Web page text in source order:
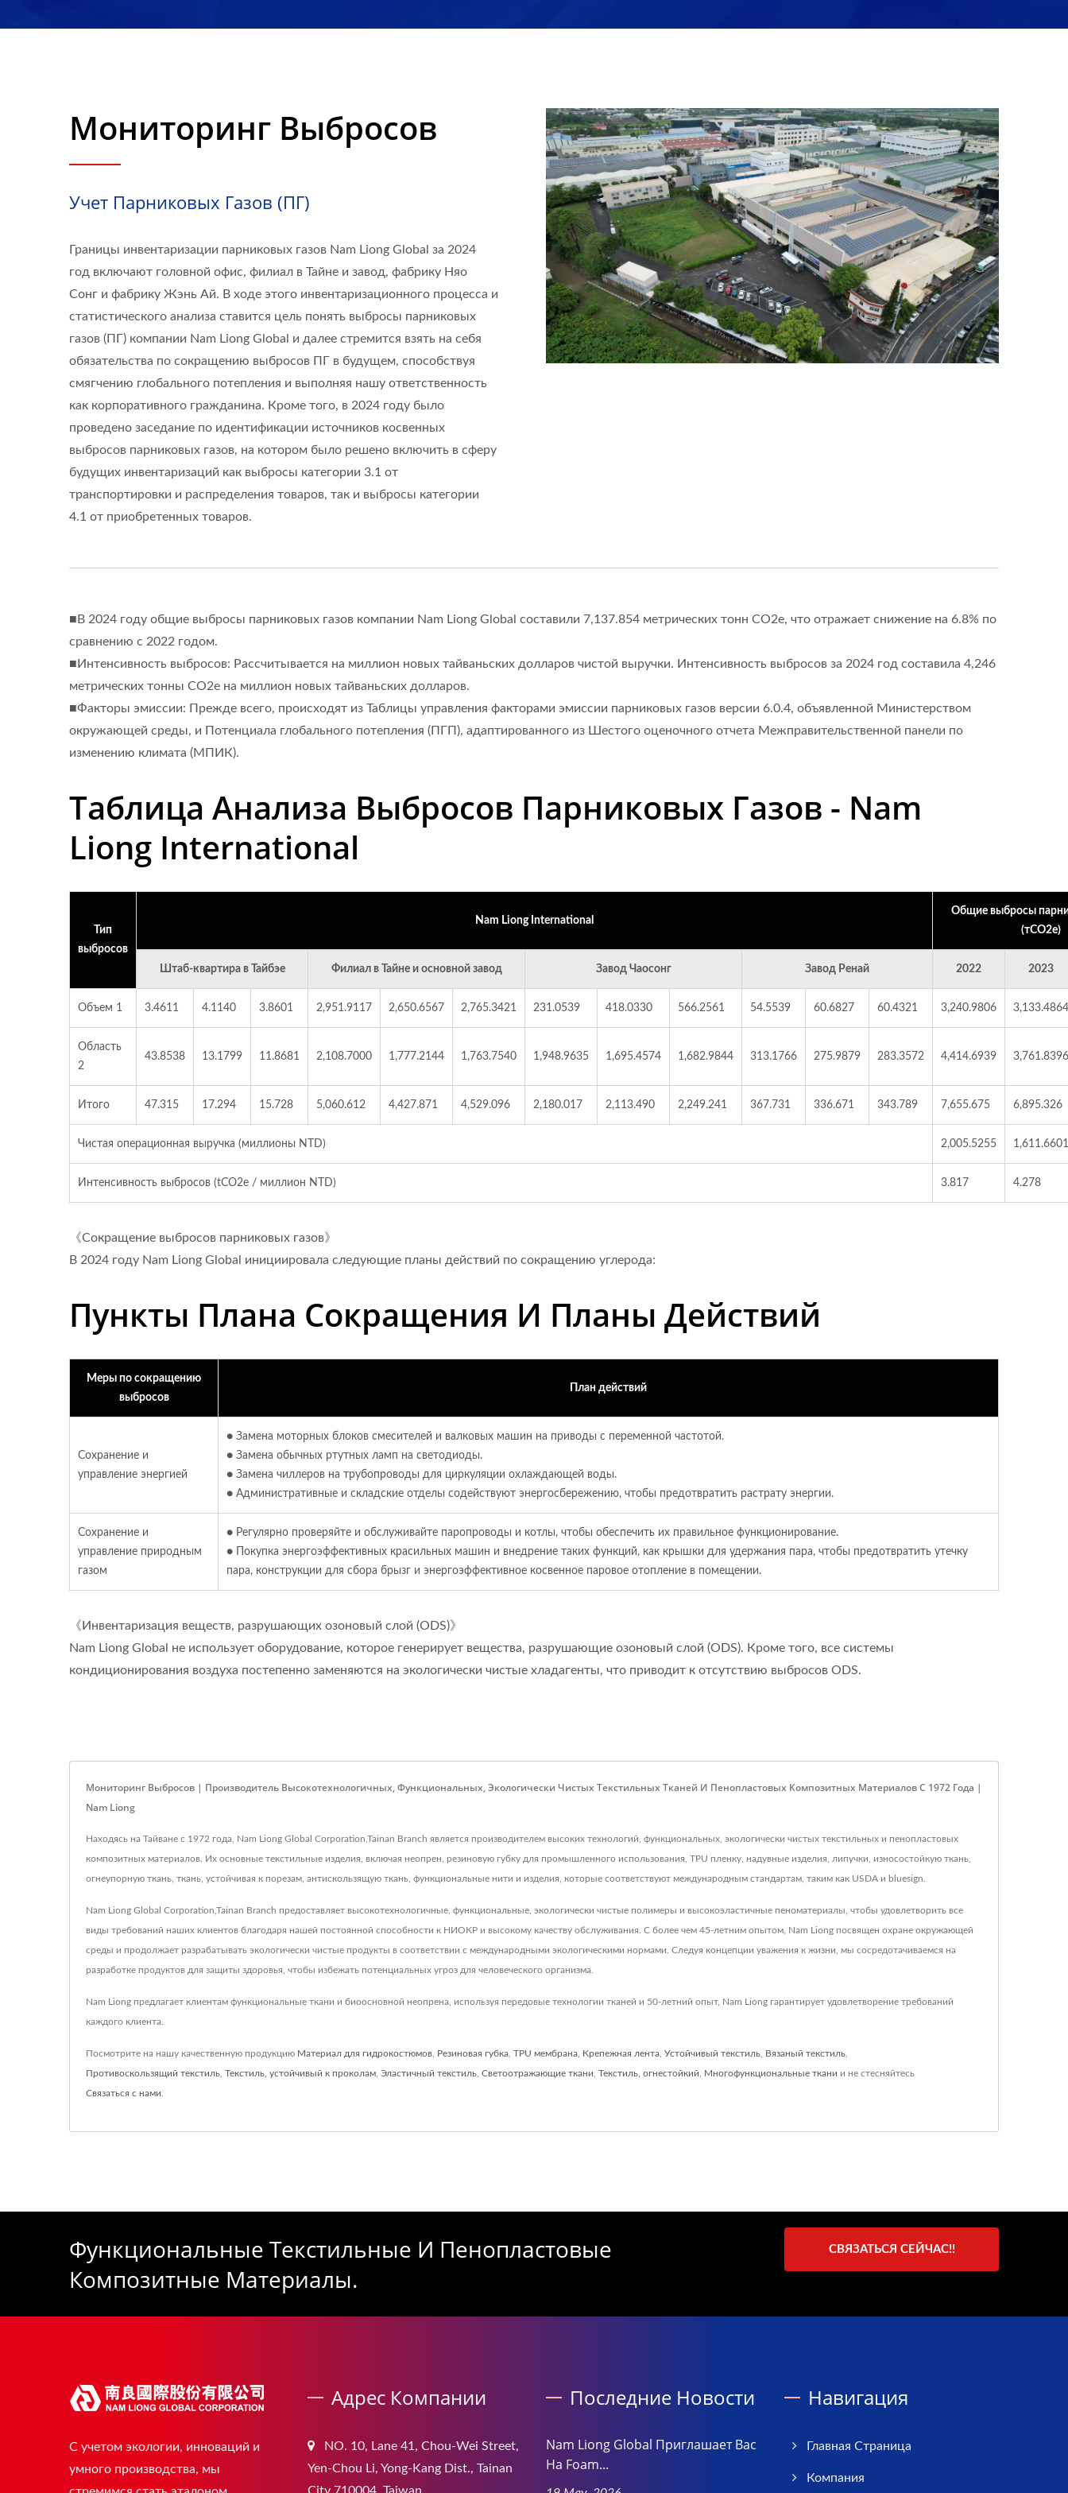
Мониторинг Выбросов
Учет Парниковых Газов (ПГ)
Границы инвентаризации парниковых газов Nam Liong Global за 2024
год включают головной офис, филиал в Тайне и завод, фабрику Няо
Сонг и фабрику Жэнь Ай. В ходе этого инвентаризационного процесса и
статистического анализа ставится цель понять выбросы парниковых
газов (ПГ) компании Nam Liong Global и далее стремится взять на себя
обязательства по сокращению выбросов ПГ в будущем, способствуя
смягчению глобального потепления и выполняя нашу ответственность
как корпоративного гражданина. Кроме того, в 2024 году было
проведено заседание по идентификации источников косвенных
выбросов парниковых газов, на котором было решено включить в сферу
будущих инвентаризаций как выбросы категории 3.1 от
транспортировки и распределения товаров, так и выбросы категории
4.1 от приобретенных товаров.
■В 2024 году общие выбросы парниковых газов компании Nam Liong Global составили 7,137.854 метрических тонн CO2e, что отражает снижение на 6.8% по
сравнению с 2022 годом.
■Интенсивность выбросов: Рассчитывается на миллион новых тайваньских долларов чистой выручки. Интенсивность выбросов за 2024 год составила 4,246
метрических тонны CO2e на миллион новых тайваньских долларов.
■Факторы эмиссии: Прежде всего, происходят из Таблицы управления факторами эмиссии парниковых газов версии 6.0.4, объявленной Министерством
окружающей среды, и Потенциала глобального потепления (ПГП), адаптированного из Шестого оценочного отчета Межправительственной панели по
изменению климата (МПИК).
Таблица Анализа Выбросов Парниковых Газов - Nam
Liong International
Тип
выбросов
Nam Liong International
Общие выбросы
(тCO2e)
Штаб-квартира в Тайбэе Филиал в Тайне и основной завод Завод Чаосонг Завод Ренай 2022 2023
Объем 1 3.4611 4.1140 3.8601 2,951.9117 2,650.6567 2,765.3421 231.0539 418.0330 566.2561 54.5539 60.6827 60.4321 3,240.9806 3,133.4864
Область
2
43.8538 13.1799 11.8681 2,108.7000 1,777.2144 1,763.7540 1,948.9635 1,695.4574 1,682.9844 313.1766 275.9879 283.3572 4,414.6939 3,761.8396
Итого 47.315 17.294 15.728 5,060.612 4,427.871 4,529.096 2,180.017 2,113.490 2,249.241 367.731 336.671 343.789 7,655.675 6,895.326
Чистая операционная выручка (миллионы NTD) 2,005.5255 1,611.6601
Интенсивность выбросов (tCO2e / миллион NTD) 3.817 4.278
《Сокращение выбросов парниковых газов》
В 2024 году Nam Liong Global инициировала следующие планы действий по сокращению углерода:
Пункты Плана Сокращения И Планы Действий
Меры по сокращению
выбросов
План действий
Сохранение и
управление энергией
● Замена моторных блоков смесителей и валковых машин на приводы с переменной частотой.
● Замена обычных ртутных ламп на светодиоды.
● Замена чиллеров на трубопроводы для циркуляции охлаждающей воды.
● Административные и складские отделы содействуют энергосбережению, чтобы предотвратить растрату энергии.
Сохранение и
управление природным
газом
● Регулярно проверяйте и обслуживайте паропроводы и котлы, чтобы обеспечить их правильное функционирование.
● Покупка энергоэффективных красильных машин и внедрение таких функций, как крышки для удержания пара, чтобы предотвратить утечку
пара, конструкции для сбора брызг и энергоэффективное косвенное паровое отопление в помещении.
《Инвентаризация веществ, разрушающих озоновый слой (ODS)》
Nam Liong Global не использует оборудование, которое генерирует вещества, разрушающие озоновый слой (ODS). Кроме того, все системы
кондиционирования воздуха постепенно заменяются на экологически чистые хладагенты, что приводит к отсутствию выбросов ODS.
Мониторинг Выбросов | Производитель Высокотехнологичных, Функциональных, Экологически Чистых Текстильных Тканей И Пенопластовых Композитных Материалов С 1972 Года |
Nam Liong
Находясь на Тайване с 1972 года, Nam Liong Global Corporation,Tainan Branch является производителем высоких технологий, функциональных, экологически чистых текстильных и пенопластовых
композитных материалов. Их основные текстильные изделия, включая неопрен, резиновую губку для промышленного использования, TPU пленку, надувные изделия, липучки, износостойкую ткань,
огнеупорную ткань, ткань, устойчивая к порезам, антискользящую ткань, функциональные нити и изделия, которые соответствуют международным стандартам, таким как USDA и bluesign.
Nam Liong Global Corporation,Tainan Branch предоставляет высокотехнологичные, функциональные, экологически чистые полимеры и высокоэластичные пеноматериалы, чтобы удовлетворить все
виды требований наших клиентов благодаря нашей постоянной способности к НИОКР и высокому качеству обслуживания. С более чем 45-летним опытом, Nam Liong посвящен охране окружающей
среды и продолжает разрабатывать экологически чистые продукты в соответствии с международными экологическими нормами. Следуя концепции уважения к жизни, мы сосредотачиваемся на
разработке продуктов для защиты здоровья, чтобы избежать потенциальных угроз для человеческого организма.
Nam Liong предлагает клиентам функциональные ткани и биоосновной неопрена, используя передовые технологии тканей и 50-летний опыт, Nam Liong гарантирует удовлетворение требований
каждого клиента.
Посмотрите на нашу качественную продукцию Материал для гидрокостюмов Резиновая губка TPU мембрана Крепежная лента Устойчивый текстиль Вязаный текстиль
Противоскользящий текстиль Текстиль, устойчивый к проколам Эластичный текстиль Светоотражающие ткани Текстиль, огнестойкий Многофункциональные ткани и не стесняйтесь
Связаться с нами
Функциональные Текстильные И Пенопластовые
Композитные Материалы.
СВЯЗАТЬСЯ СЕЙЧАС!!
С учетом экологии, инноваций и
умного производства, мы
Адрес Компании
NO. 10, Lane 41, Chou-Wei Street,
Yen-Chou Li, Yong-Kang Dist., Tainan
Последние Новости
Nam Liong Global Приглашает Вас
На Foam...
Навигация
Главная Страница
Компания